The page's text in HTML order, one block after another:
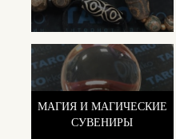
МАГИЯ И МАГИЧЕСКИЕ
СУВЕНИРЫ